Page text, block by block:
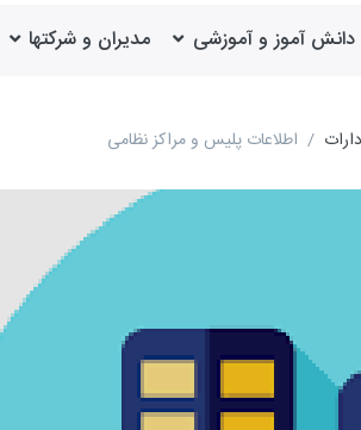
دانش آموز و آموزشی مدیران و شرکتها
اطلاعات پلیس و مراکز نظامی